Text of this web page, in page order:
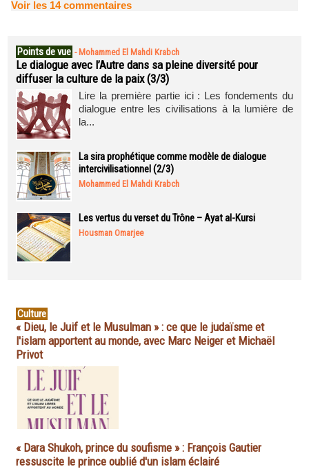
Voir les 14commentaires
Points de vue - Mohammed El Mahdi Krabch
Le dialogue avec l’Autre dans sa pleine diversité pour
diffuser la culture de la paix (3/3)
Lire la première partie ici : Les fondements du
dialogue entre les civilisations à la lumière de
la...
La sira prophétique comme modèle de dialogue
intercivilisationnel (2/3)
Mohammed El Mahdi Krabch
Les vertus du verset du Trône – Ayat al-Kursi
Housman Omarjee
Culture
« Dieu, le Juif et le Musulman » : ce que le judaïsme et
l'islam apportent au monde, avec Marc Neiger et Michaël
Privot
« Dara Shukoh, prince du soufisme » : François Gautier
ressuscite le prince oublié d'un islam éclairé